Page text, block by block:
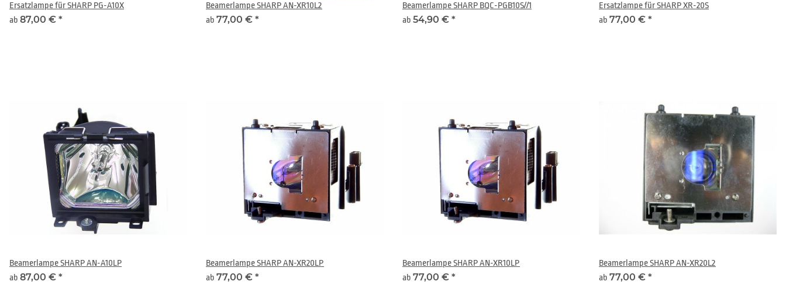
Ersatzlampe für SHARP PG-A10X
ab 87,00 € *
Beamerlampe SHARP AN-XR10L2
ab 77,00 € *
Beamerlampe SHARP BQC-PGB10S//1
ab 54,90 € *
Ersatzlampe für SHARP XR-20S
ab 77,00 € *
Beamerlampe SHARP AN-A10LP
ab 87,00 € *
Beamerlampe SHARP AN-XR20LP
ab 77,00 € *
Beamerlampe SHARP AN-XR10LP
ab 77,00 € *
Beamerlampe SHARP AN-XR20L2
ab 77,00 € *